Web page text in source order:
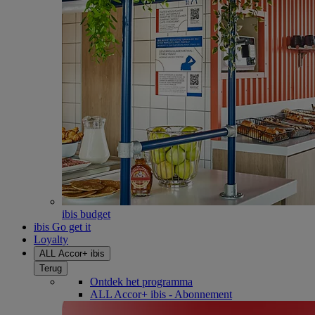
ibis budget
ibis Go get it
Loyalty
ALL Accor+ ibis
Terug
Ontdek het programma
ALL Accor+ ibis - Abonnement